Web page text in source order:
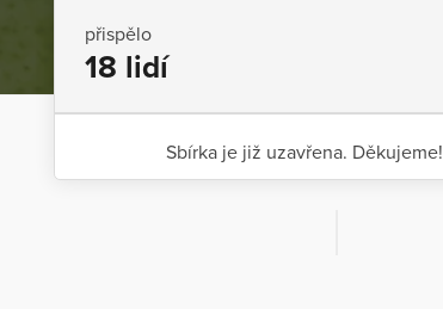
přispělo
18 lidí
Sbírka je již uzavřena. Děkujeme!